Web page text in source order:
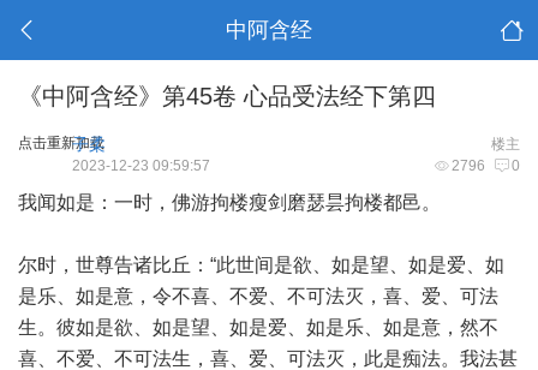
中阿含经
《中阿含经》第45卷 心品受法经下第四
点击重新加载 楼主
子柔
2796 0
2023-12-23 09:59:57
我闻如是：一时，佛游拘楼瘦剑磨瑟昙拘楼都邑。
尔时，世尊告诸比丘：“此世间是欲、如是望、如是爱、如
是乐、如是意，令不喜、不爱、不可法灭，喜、爱、可法
生。彼如是欲、如是望、如是爱、如是乐、如是意，然不
喜、不爱、不可法生，喜、爱、可法灭，此是痴法。我法甚